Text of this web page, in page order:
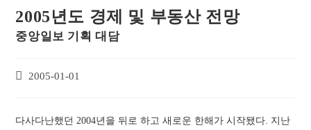
2005년도 경제 및 부동산 전망
중앙일보 기획 대담
2005-01-01
다사다난했던 2004년을 뒤로 하고 새로운 한해가 시작됐다. 지난